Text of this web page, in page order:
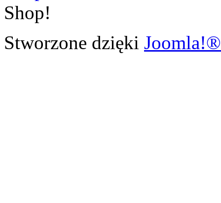
Shop!
Stworzone dzięki Joomla!®